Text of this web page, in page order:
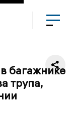
багажнике
трупа,